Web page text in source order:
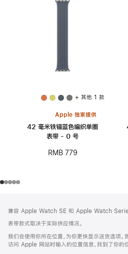
+ 其他 1 款
Apple 独家提供
42 毫米铁锚蓝色编织单圈
表带 - 0 号
RMB 779
页
页
脚
注
兼容 Apple Watch SE 和 Apple Watch
表带款式取决于实际供应情况。
我们会使用你所在位置，为你更快显示送货选项
访问 Apple 网站时输入的位置信息，找到了你的位